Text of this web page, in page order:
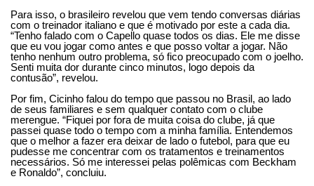
Para isso, o brasileiro revelou que vem tendo conversas diárias
com o treinador italiano e que é motivado por este a cada dia.
“Tenho falado com o Capello quase todos os dias. Ele me disse
que eu vou jogar como antes e que posso voltar a jogar. Não
tenho nenhum outro problema, só fico preocupado com o joelho.
Senti muita dor durante cinco minutos, logo depois da
contusão”, revelou.
Por fim, Cicinho falou do tempo que passou no Brasil, ao lado
de seus familiares e sem qualquer contato com o clube
merengue. “Fiquei por fora de muita coisa do clube, já que
passei quase todo o tempo com a minha família. Entendemos
que o melhor a fazer era deixar de lado o futebol, para que eu
pudesse me concentrar com os tratamentos e treinamentos
necessários. Só me interessei pelas polêmicas com Beckham
e Ronaldo”, concluiu.